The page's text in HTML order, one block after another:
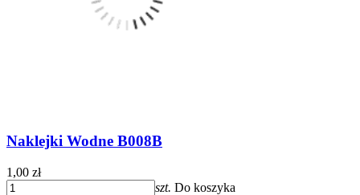
Naklejki Wodne B008B
1,00 zł
szt. Do koszyka